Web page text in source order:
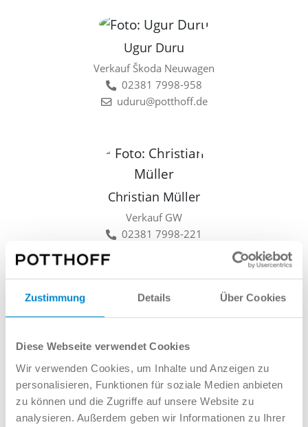
Zustimmung Details Über Cookies
Diese Webseite verwendet Cookies
Wir verwenden Cookies, um Inhalte und Anzeigen zu
personalisieren, Funktionen für soziale Medien anbieten
zu können und die Zugriffe auf unsere Website zu
analysieren. Außerdem geben wir Informationen zu Ihrer
Ugur Duru
Verkauf Škoda Neuwagen
02381 7998-958
uduru@potthoff.de
Christian Müller
Verkauf GW
02381 7998-221
Lars Linkamp
Verkauf GW
02381 7998-522
llinkamp@potthoff.de